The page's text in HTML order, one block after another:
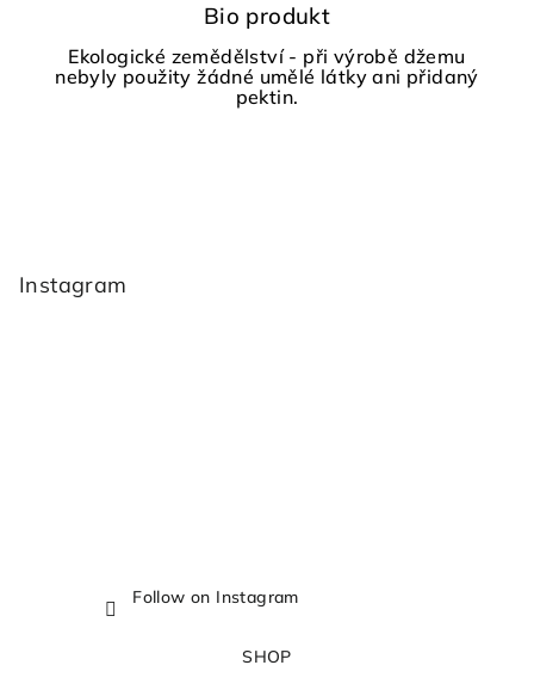
Bio produkt
Ekologické zemědělství - při výrobě džemu
nebyly použity žádné umělé látky ani přidaný
pektin.
Instagram
Follow on Instagram
SHOP